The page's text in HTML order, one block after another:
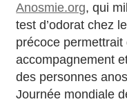
Anosmie.org, qui
test d’odorat chez
précoce
accompagnement
des personnes
Journée mondiale